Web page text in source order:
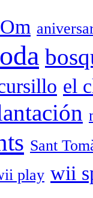
el
Sant
play wii